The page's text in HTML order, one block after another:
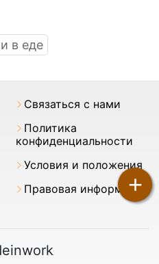
+
в еде
Связаться с нами
Политика
конфиденциальности
Условия и положения
Правовая информация